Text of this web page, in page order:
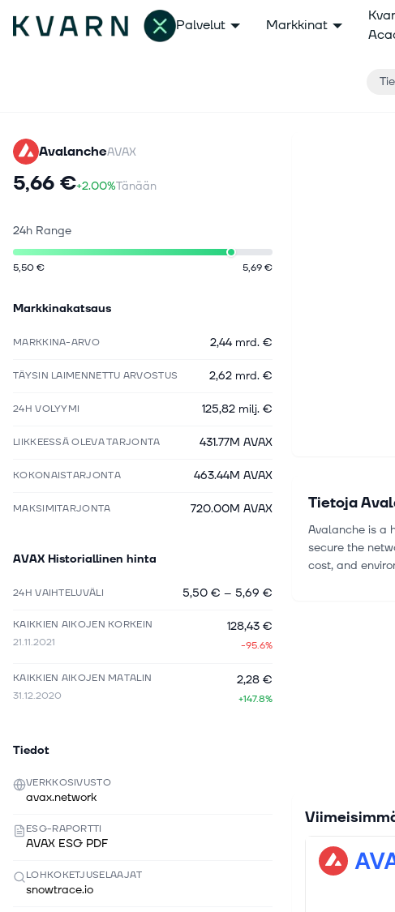
Palvelut Markkinat
AvalancheAVAX
5,66 €+2.00%Tänään
24h Range
5,50 € 5,69 €
Markkinakatsaus
MARKKINA-ARVO 2,44 mrd. €
TÄYSIN LAIMENNETTU ARVOSTUS 2,62 mrd. €
24H VOLYYMI 125,82 milj. €
LIIKKEESSÄ OLEVA TARJONTA 431.77M AVAX
KOKONAISTARJONTA 463.44M AVAX
MAKSIMITARJONTA 720.00M AVAX
AVAX Historiallinen hinta
24H VAIHTELUVÄLI 5,50 € – 5,69 €
KAIKKIEN AIKOJEN KORKEIN
21.11.2021
128,43 €
-95.6%
KAIKKIEN AIKOJEN MATALIN
31.12.2020
2,28 €
+147.8%
Tiedot
VERKKOSIVUSTO
avax.network
ESG-RAPORTTI
AVAX ESG PDF
LOHKOKETJUSELAAJAT
snowtrace.io
Tietoja
Avalanche is a
secure the
cost, and